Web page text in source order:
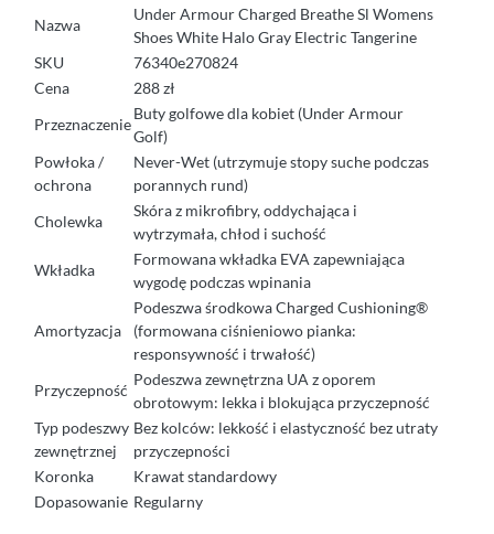
Nazwa
Under Armour Charged Breathe Sl Womens
Shoes White Halo Gray Electric Tangerine
SKU
76340e270824
Cena
288 zł
Przeznaczenie
Buty golfowe dla kobiet (Under Armour
Golf)
Powłoka /
ochrona
Never-Wet (utrzymuje stopy suche podczas
porannych rund)
Cholewka
Skóra z mikrofibry, oddychająca i
wytrzymała, chłod i suchość
Wkładka
Formowana wkładka EVA zapewniająca
wygodę podczas wpinania
Amortyzacja
Podeszwa środkowa Charged Cushioning®
(formowana ciśnieniowo pianka:
responsywność i trwałość)
Przyczepność
Podeszwa zewnętrzna UA z oporem
obrotowym: lekka i blokująca przyczepność
Typ podeszwy
zewnętrznej
Bez kolców: lekkość i elastyczność bez utraty
przyczepności
Koronka
Krawat standardowy
Dopasowanie Regularny